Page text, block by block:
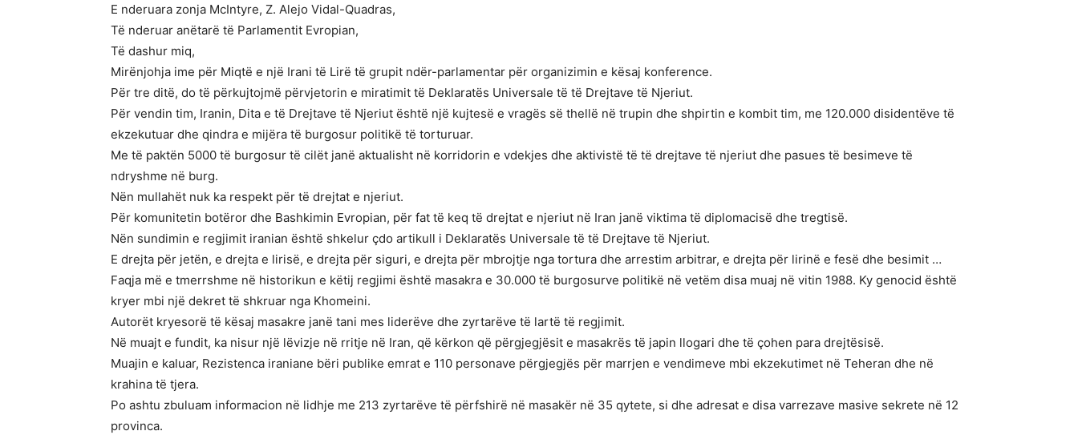
E nderuara zonja McIntyre, Z. Alejo Vidal-Quadras,
Të nderuar anëtarë të Parlamentit Evropian,
Të dashur miq,
Mirënjohja ime për Miqtë e një Irani të Lirë të grupit ndër-parlamentar për organizimin e kësaj konference.
Për tre ditë, do të përkujtojmë përvjetorin e miratimit të Deklaratës Universale të të Drejtave të Njeriut.
Për vendin tim, Iranin, Dita e të Drejtave të Njeriut është një kujtesë e vragës së thellë në trupin dhe shpirtin e kombit tim, me 120.000 disidentëve të
ekzekutuar dhe qindra e mijëra të burgosur politikë të torturuar.
Me të paktën 5000 të burgosur të cilët janë aktualisht në korridorin e vdekjes dhe aktivistë të të drejtave të njeriut dhe pasues të besimeve të
ndryshme në burg.
Nën mullahët nuk ka respekt për të drejtat e njeriut.
Për komunitetin botëror dhe Bashkimin Evropian, për fat të keq të drejtat e njeriut në Iran janë viktima të diplomacisë dhe tregtisë.
Nën sundimin e regjimit iranian është shkelur çdo artikull i Deklaratës Universale të të Drejtave të Njeriut.
E drejta për jetën, e drejta e lirisë, e drejta për siguri, e drejta për mbrojtje nga tortura dhe arrestim arbitrar, e drejta për lirinë e fesë dhe besimit …
Faqja më e tmerrshme në historikun e këtij regjimi është masakra e 30.000 të burgosurve politikë në vetëm disa muaj në vitin 1988. Ky genocid është
kryer mbi një dekret të shkruar nga Khomeini.
Autorët kryesorë të kësaj masakre janë tani mes liderëve dhe zyrtarëve të lartë të regjimit.
Në muajt e fundit, ka nisur një lëvizje në rritje në Iran, që kërkon që përgjegjësit e masakrës të japin llogari dhe të çohen para drejtësisë.
Muajin e kaluar, Rezistenca iraniane bëri publike emrat e 110 personave përgjegjës për marrjen e vendimeve mbi ekzekutimet në Teheran dhe në
krahina të tjera.
Po ashtu zbuluam informacion në lidhje me 213 zyrtarëve të përfshirë në masakër në 35 qytete, si dhe adresat e disa varrezave masive sekrete në 12
provinca.